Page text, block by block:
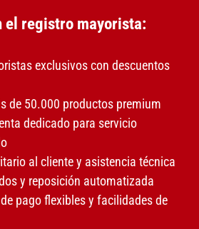
el registro mayorista:
exclusivos con descuentos
de 50.000 productos premium
dedicado para servicio
al cliente y asistencia técnica
y reposición automatizada
pago flexibles y facilidades de